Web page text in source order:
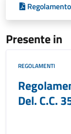
Presente in
REGOLAMENTI
Del. C.C.